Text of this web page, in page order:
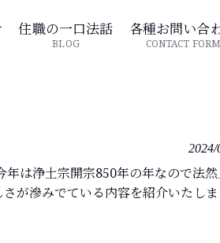
住職の一口法話
BLOG
各種お問い合
CONTACT FORM
2024/
は浄土宗開宗850年の年なので法然
が滲みでている内容を紹介いたし